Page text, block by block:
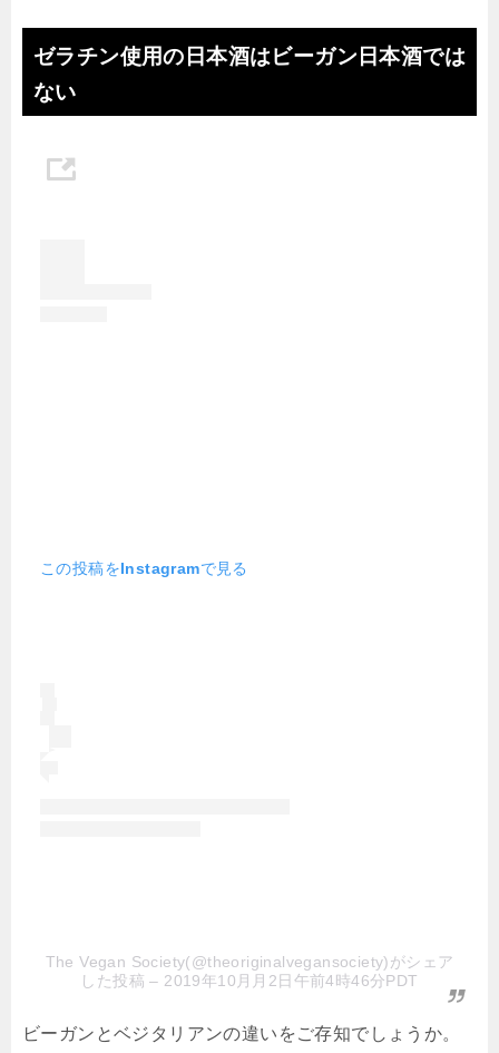
ゼラチン使用の日本酒はビーガン日本酒では
ない
この投稿をInstagramで見る
The Vegan Society(@theoriginalvegansociety)がシェア
した投稿 – 2019年10月月2日午前4時46分PDT
ビーガンとベジタリアンの違いをご存知でしょうか。